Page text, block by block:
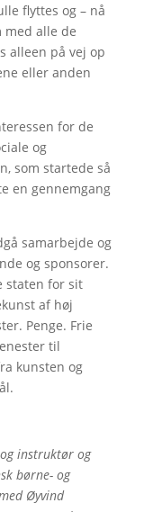
flyttes og – nå
med alle de
alleen på vej op
eller anden
for de
og
som startede så
en gennemgang
samarbejde og
og sponsorer.
staten for sit
af høj
Penge. Frie
til
kunsten og
instruktør og
børne- og
Øyvind